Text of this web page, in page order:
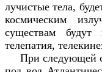
лучистые тела,
космическим
существам будут
телепатия,
При следующей